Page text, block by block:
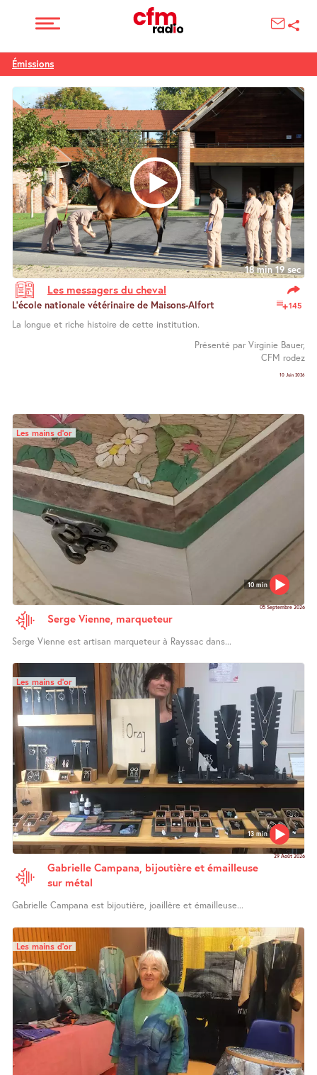
Émissions
18 min 19 sec
Les messagers du cheval
145
L’école nationale vétérinaire de Maisons-Alfort
La longue et riche histoire de cette institution.
Présenté par Virginie Bauer,
CFM rodez
10 Juin 2026
10 min
Les mains d’or
05 Septembre 2026
Serge Vienne, marqueteur
Serge Vienne est artisan marqueteur à Rayssac dans...
13 min
Les mains d’or
29 Août 2026
Gabrielle Campana, bijoutière et émailleuse
sur métal
Gabrielle Campana est bijoutière, joaillère et émailleuse...
Les mains d’or